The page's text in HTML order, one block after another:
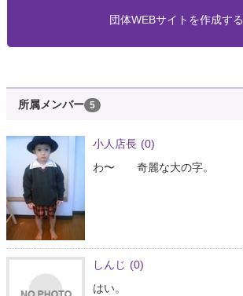
団体WEBサイトを作成する
所属メンバー 5
小人店長 (0)
わ〜 奇麗な大の字。
しんじ (0)
はい。